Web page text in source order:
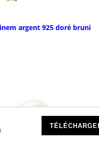
argent 925 doré bruni